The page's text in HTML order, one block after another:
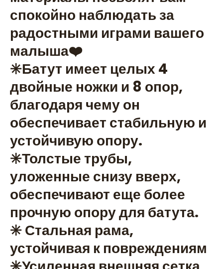
спокойно наблюдать за
радостными играми вашего
малыша❤️
✳️Батут имеет целых 4
двойные ножки и 8 опор,
благодаря чему он
обеспечивает стабильную и
устойчивую опору.
✳️Толстые трубы,
уложенные снизу вверх,
обеспечивают еще более
прочную опору для батута.
✳️ Стальная рама,
устойчивая к повреждениям